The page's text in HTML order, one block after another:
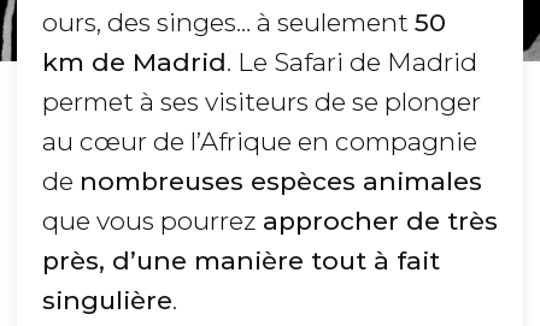
ours, des singes… à seulement 50
km de Madrid. Le Safari de Madrid
permet à ses visiteurs de se plonger
au cœur de l’Afrique en compagnie
de nombreuses espèces animales
que vous pourrez approcher de très
près, d’une manière tout à fait
singulière.